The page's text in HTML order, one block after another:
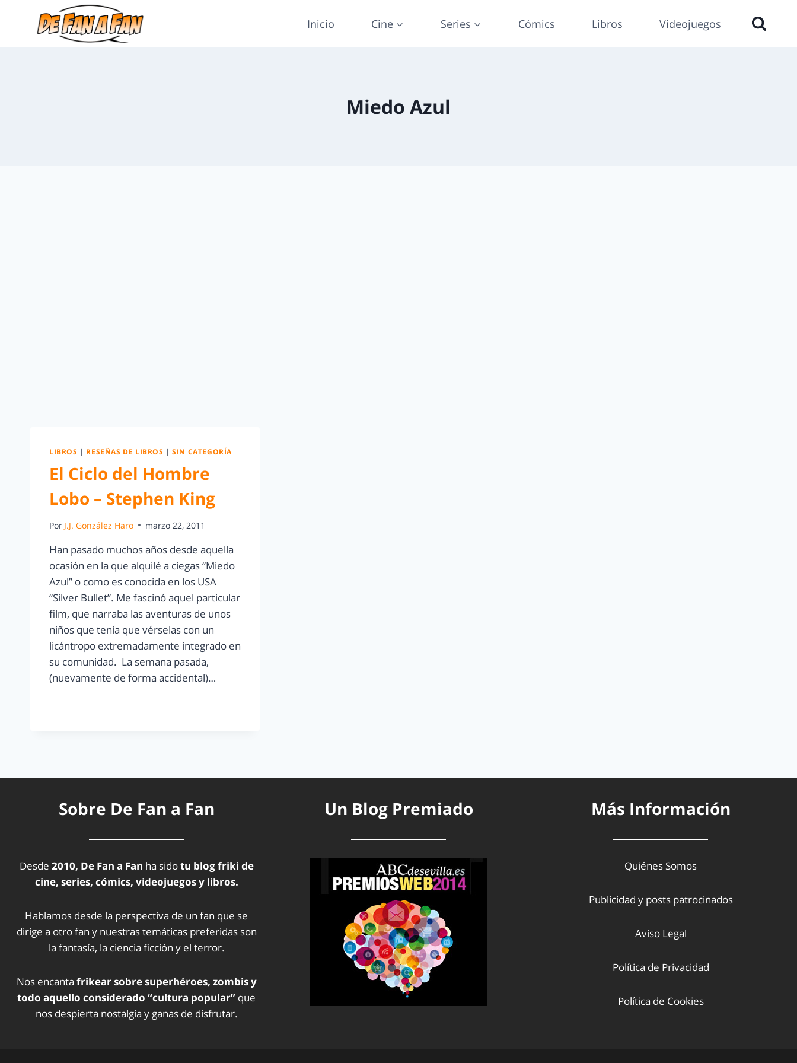
Inicio Cine Series Cómics Libros Videojuegos
Miedo Azul
LIBROS | RESEÑAS DE LIBROS |SIN CATEGORÍA
El Ciclo del Hombre
Lobo – Stephen King
Por J.J. González Haro marzo 22, 2011
Han pasado muchos años desde aquella
ocasión en la que alquilé a ciegas “Miedo
Azul” o como es conocida en los USA
“Silver Bullet”. Me fascinó aquel particular
film, que narraba las aventuras de unos
niños que tenía que vérselas con un
licántropo extremadamente integrado en
su comunidad. La semana pasada,
(nuevamente de forma accidental)…
Sobre De Fan a Fan
Desde 2010, De Fan a Fan ha sidotu blog friki de
cine, series, cómics, videojuegos y libros.
Hablamos desde la perspectiva de un fan que se
dirige a otro fan y nuestras temáticas preferidas son
la fantasía, la ciencia ficción y el terror.
Nos encanta frikear sobre superhéroes, zombis y
todo aquello considerado “cultura popular” que
nos despierta nostalgia y ganas de disfrutar.
Un Blog Premiado Más Información
Quiénes Somos
Publicidad y posts patrocinados
Aviso Legal
Política de Privacidad
Política de Cookies